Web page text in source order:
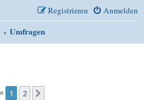
Anmelden
Registrieren
Umfragen
1 2